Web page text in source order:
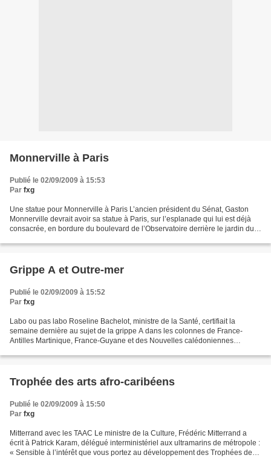
Monnerville à Paris
Publié le 02/09/2009 à 15:53
Par fxg
Une statue pour Monnerville à Paris L’ancien président du Sénat, Gaston
Monnerville devrait avoir sa statue à Paris, sur l’esplanade qui lui est déjà
consacrée, en bordure du boulevard de l’Observatoire derrière le jardin du
Grippe A et Outre-mer
Publié le 02/09/2009 à 15:52
Par fxg
Labo ou pas labo Roseline Bachelot, ministre de la Santé, certifiait la
semaine dernière au sujet de la grippe A dans les colonnes de France-
Antilles Martinique, France-Guyane et des Nouvelles calédoniennes
Trophée des arts afro-caribéens
Publié le 02/09/2009 à 15:50
Par fxg
Mitterrand avec les TAAC Le ministre de la Culture, Frédéric Mitterrand a
écrit à Patrick Karam, délégué interministériel aux ultramarins de métropole :
« Sensible à l’intérêt que vous portez au développement des Trophées des